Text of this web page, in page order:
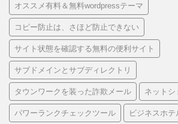
オススメ有料＆無料wordpressテーマ
コピー防止は、さほど防止できない
サイト状態を確認する無料の便利サイト
サブドメインとサブディレクトリ
タウンワークを装った詐欺メール ネットシ
パワーランクチェックツール ビジネスホテ